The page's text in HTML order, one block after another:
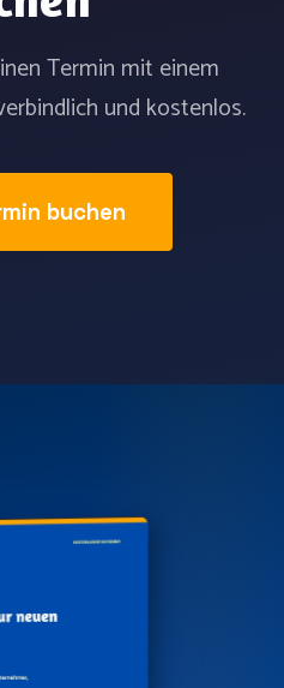
Termin mit einem
und kostenlos.
buchen